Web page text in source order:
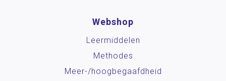
Webshop
Leermiddelen
Methodes
Meer-/hoog­begaafdheid